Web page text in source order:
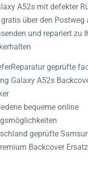
A52s mit defekter
über den Postweg
und repariert zu
geprüfte
Galaxy A52s
bequeme online
geprüfte
Backcover